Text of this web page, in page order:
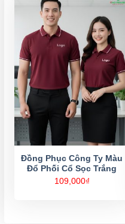
Đồng Phục Công Ty Màu
Đổ Phối Cổ Sọc Trắng
109,000₫